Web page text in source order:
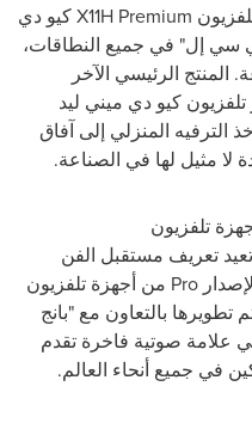
X11H Premiumكيو دي
سي إل" في جميع النطاقات،
المنتج الرئيسي الآخر
تلفزيون كيو دي ميني ليد
يأخذ الترفيه المنزلي إلى آفاق
لا مثيل لها في الصناعة.
تلفزيون
تعيد تعريف مستقبل الفن
Pro من أجهزة تلفزيون
تطويرها بالتعاون مع "بانج
علامة صوتية فاخرة تقدم
في جميع أنحاء العالم.